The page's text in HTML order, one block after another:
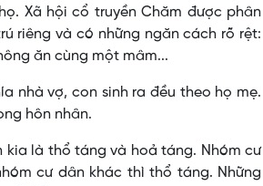
Xã hội cổ truyền Chăm được phân
riêng và có những ngăn cách rõ rệt:
ăn cùng một mâm...
nhà vợ, con sinh ra đều theo họ mẹ.
hôn nhân.
kia là thổ táng và hoả táng. Nhóm cư
cư dân khác thì thổ táng. Những